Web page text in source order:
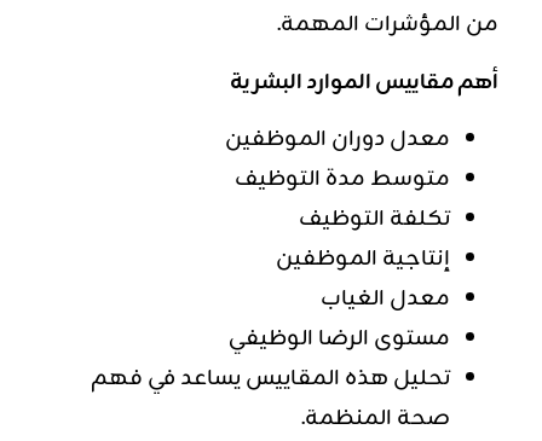
من المؤشرات المهمة.
أهم مقاييس الموارد البشرية
معدل دوران الموظفين
متوسط مدة التوظيف
تكلفة التوظيف
إنتاجية الموظفين
معدل الغياب
مستوى الرضا الوظيفي
تحليل هذه المقاييس يساعد في فهم
صحة المنظمة.